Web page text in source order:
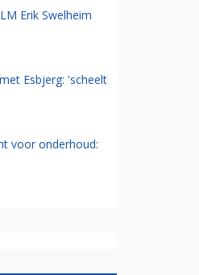
Erik Swelheim
Esbjerg: 'scheelt
voor onderhoud: